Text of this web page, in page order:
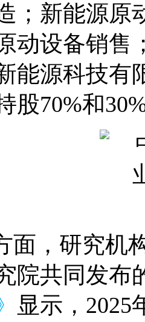
；新能源原
动设备销售
能源科技有
股70%和
面，研究机
院共同发布
显示，2025